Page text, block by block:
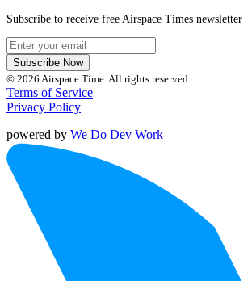
Subscribe to receive free Airspace Times newsletter
Subscribe Now
© 2026 Airspace Time. All rights reserved.
Terms of Service
Privacy Policy
powered by We Do Dev Work